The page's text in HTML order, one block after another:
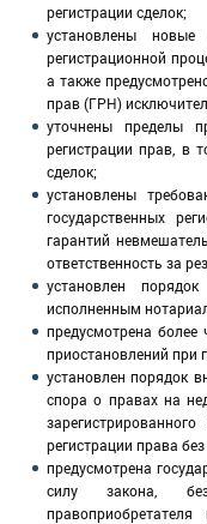
регистрации сделок;
установлены новые
регистрационной
а также
прав (ГРН)
уточнены пределы
регистрации прав, в
сделок;
установлены
государственных
гарантий
ответственность за
установлен
исполненным
предусмотрена более
приостановлений при
установлен порядок
спора о правах на
регистрации права
предусмотрена
силу закона,